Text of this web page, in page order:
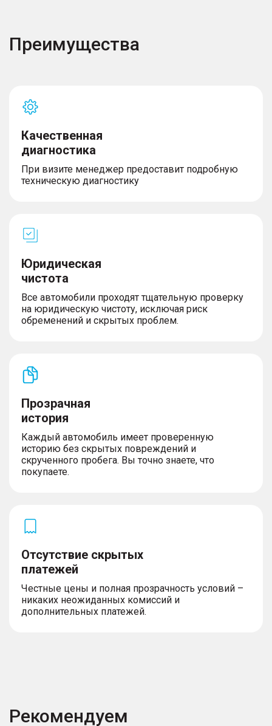
Преимущества
Качественная
диагностика
При визите менеджер предоставит подробную
техническую диагностику
Юридическая
чистота
Все автомобили проходят тщательную проверку
на юридическую чистоту, исключая риск
обременений и скрытых проблем.
Прозрачная
история
Каждый автомобиль имеет проверенную
историю без скрытых повреждений и
скрученного пробега. Вы точно знаете, что
покупаете.
Отсутствие скрытых
платежей
Честные цены и полная прозрачность условий –
никаких неожиданных комиссий и
дополнительных платежей.
Рекомендуем